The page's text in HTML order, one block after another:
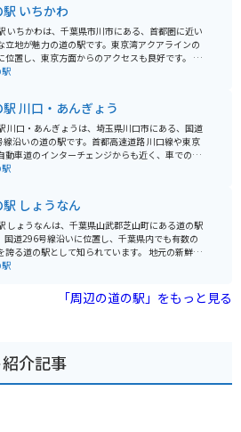
駅 いちかわ
いちかわは、千葉県市川市にある、首都圏に近い
立地が魅力の道の駅です。東京湾アクアラインの
位置し、東京方面からのアクセスも良好です。 地
鮮な農産物が購入できる直売所は、道の駅 いちか
並びます。 また、レストランでは、地元産
をふんだんに使った料理を楽しむことができま
京湾を一望できる展望デッキも併設されており、
憩に最適です。 バイクで訪れる場合、道の
かわには、広々とした駐車場が完備されているの
国府台など、自然豊かな観光スポットも点在して
す。少し足を延ばせば、東京ディズニーリゾートに
セス可能です。
駅 川口・あんぎょう
川口・あんぎょうは、埼玉県川口市にある、国道
沿いの道の駅です。首都高速道路 川口線や東京
動車道のインターチェンジからも近く、車でのア
地元農産物の直売所では、新鮮な野
具も販売しており、お土産に最適です。 また、
では、地元産の食材を使用した料理を楽しむこと
ます。おすすめは、新鮮な野菜をたっぷり使った
うどん」です。 バイクで訪れる場合、道の
接する荒川河川敷には、広々とした無料駐車場が
荒川の土手沿いを走るサイクリングロードもあり、
駅 しょうなん
しょうなんは、千葉県山武郡芝山町にある道の駅
国道296号線沿いに位置し、千葉県内でも有数の
る道の駅として知られています。 地元の新鮮な
が購入できる農産物直売所や、地元食材を使った
ーナッツソフトクリームは、道の駅 しょうなんを訪
ひ味わいたい一品です。 バイクで訪れる場合、
場など、観光スポットも充実しています。少し足
せば、成田山新勝寺や成田空港なども訪れること
「周辺の道の駅」をもっと見る
介記事